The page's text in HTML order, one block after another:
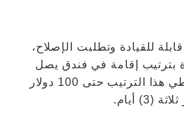
للقيادة وتطلبت الإصلاح،
بترتيب إقامة في فندق يصل
مستواه إلى 4 نجوم. يغطي هذا الترتيب حتى 100 دولار
(3) أيام.